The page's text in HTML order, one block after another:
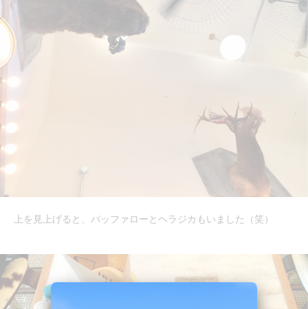
上を見上げると、バッファローとヘラジカもいました（笑）